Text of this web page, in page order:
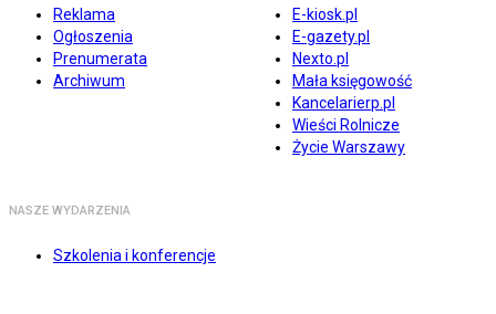
Reklama
Ogłoszenia
Prenumerata
Archiwum
E-kiosk.pl
E-gazety.pl
Nexto.pl
Mała księgowość
Kancelarierp.pl
Wieści Rolnicze
Życie Warszawy
NASZE WYDARZENIA
Szkolenia i konferencje